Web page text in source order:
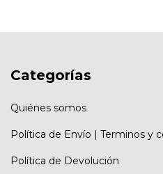
Categorías
Quiénes somos
Política de Envío | Terminos y
Política de Devolución